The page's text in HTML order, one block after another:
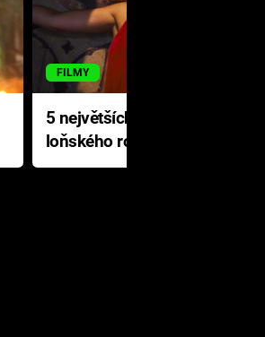
FILMY
5 největších propadáků
loňského roku: Disney na
jediné katastrofě prodělal 200